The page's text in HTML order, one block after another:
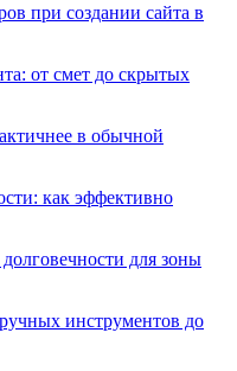
при создании сайта в
от смет до скрытых
в обычной
как эффективно
для зоны
инструментов до